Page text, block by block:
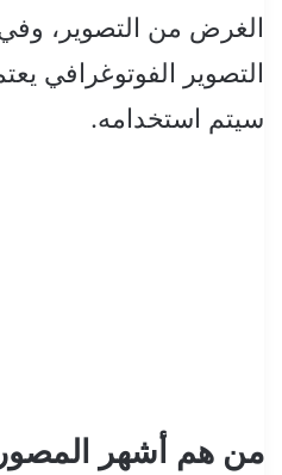
الغرض من التصوير، وفي
التصوير الفوتوغرافي
سيتم استخدامه.
من هم أشهر